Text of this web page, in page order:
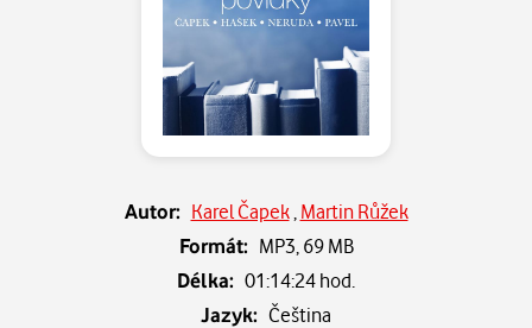
Autor: Karel Čapek, Martin Růžek
Formát: MP3, 69 MB
Délka: 01:14:24 hod.
Jazyk: Čeština